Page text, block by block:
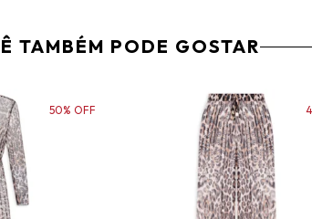
TAMBÉM PODE GOSTAR
50% OFF